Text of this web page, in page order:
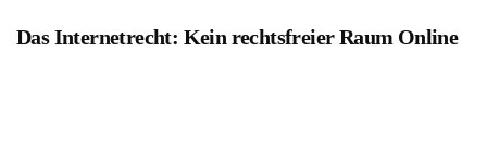
Das Internetrecht: Kein rechtsfreier Raum Online